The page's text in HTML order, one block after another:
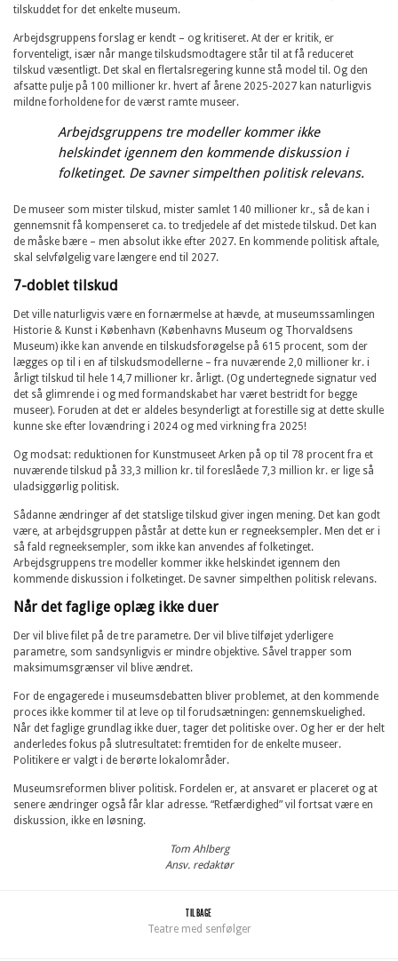
tilskuddet for det enkelte museum.
Arbejdsgruppens forslag er kendt – og kritiseret. At der er kritik, er
forventeligt, især når mange tilskudsmodtagere står til at få reduceret
tilskud væsentligt. Det skal en flertalsregering kunne stå model til. Og den
afsatte pulje på 100 millioner kr. hvert af årene 2025-2027 kan naturligvis
mildne forholdene for de værst ramte museer.
Arbejdsgruppens tre modeller kommer ikke
helskindet igennem den kommende diskussion i
folketinget. De savner simpelthen politisk relevans.
De museer som mister tilskud, mister samlet 140 millioner kr., så de kan i
gennemsnit få kompenseret ca. to tredjedele af det mistede tilskud. Det kan
de måske bære – men absolut ikke efter 2027. En kommende politisk aftale,
skal selvfølgelig vare længere end til 2027.
7-doblet tilskud
Det ville naturligvis være en fornærmelse at hævde, at museumssamlingen
Historie & Kunst i København (Københavns Museum og Thorvaldsens
Museum) ikke kan anvende en tilskudsforøgelse på 615 procent, som der
lægges op til i en af tilskudsmodellerne – fra nuværende 2,0 millioner kr. i
årligt tilskud til hele 14,7 millioner kr. årligt. (Og undertegnede signatur ved
det så glimrende i og med formandskabet har været bestridt for begge
museer). Foruden at det er aldeles besynderligt at forestille sig at dette skulle
kunne ske efter lovændring i 2024 og med virkning fra 2025!
Og modsat: reduktionen for Kunstmuseet Arken på op til 78 procent fra et
nuværende tilskud på 33,3 million kr. til foreslåede 7,3 million kr. er lige så
uladsiggørlig politisk.
Sådanne ændringer af det statslige tilskud giver ingen mening. Det kan godt
være, at arbejdsgruppen påstår at dette kun er regneeksempler. Men det er i
så fald regneeksempler, som ikke kan anvendes af folketinget.
Arbejdsgruppens tre modeller kommer ikke helskindet igennem den
kommende diskussion i folketinget. De savner simpelthen politisk relevans.
Når det faglige oplæg ikke duer
Der vil blive filet på de tre parametre. Der vil blive tilføjet yderligere
parametre, som sandsynligvis er mindre objektive. Såvel trapper som
maksimumsgrænser vil blive ændret.
For de engagerede i museumsdebatten bliver problemet, at den kommende
proces ikke kommer til at leve op til forudsætningen: gennemskuelighed.
Når det faglige grundlag ikke duer, tager det politiske over. Og her er der helt
anderledes fokus på slutresultatet: fremtiden for de enkelte museer.
Politikere er valgt i de berørte lokalområder.
Museumsreformen bliver politisk. Fordelen er, at ansvaret er placeret og at
senere ændringer også får klar adresse. “Retfærdighed” vil fortsat være en
diskussion, ikke en løsning.
Tom Ahlberg
Ansv. redaktør
TILBAGE
Teatre med senfølger